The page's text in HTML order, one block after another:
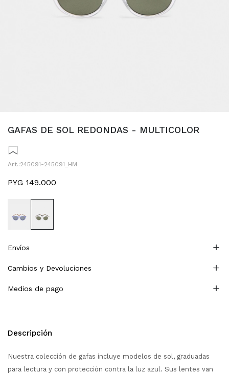
GAFAS DE SOL REDONDAS - MULTICOLOR
245091-245091_HM
PYG 149.000
Envíos
Cambios y Devoluciones
Medios de pago
Descripción
Nuestra colección de gafas incluye modelos de sol, graduadas
para lectura y con protección contra la luz azul. Sus lentes van